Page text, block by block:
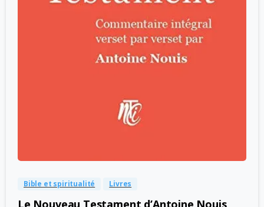
Bible et spiritualité Livres
Le Nouveau Testament d’Antoine Nouis